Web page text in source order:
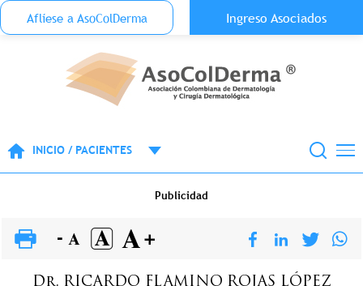
Pasar al contenido principal
Menu Top Anónimo
Aflíese a AsoColDerma Ingreso Asociados
INICIO / PACIENTES
Publicidad
Dr. RICARDO FLAMINO ROJAS LÓPEZ